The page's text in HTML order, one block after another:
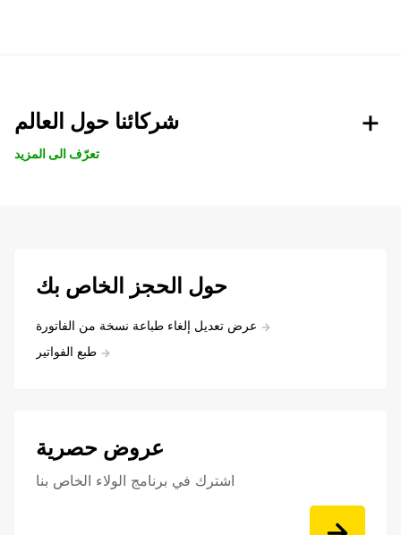
شركائنا حول العالم
تعرّف الى المزيد
حول الحجز الخاص بك
عرض تعديل إلغاء طباعة نسخة من الفاتورة
طبع الفواتير
عروض حصرية
اشترك في برنامج الولاء الخاص بنا